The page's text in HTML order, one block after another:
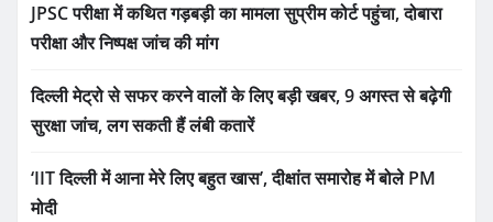
JPSC परीक्षा में कथित गड़बड़ी का मामला सुप्रीम कोर्ट पहुंचा, दोबारा
परीक्षा और निष्पक्ष जांच की मांग
दिल्ली मेट्रो से सफर करने वालों के लिए बड़ी खबर, 9 अगस्त से बढ़ेगी
सुरक्षा जांच, लग सकती हैं लंबी कतारें
‘IIT दिल्ली में आना मेरे लिए बहुत खास’, दीक्षांत समारोह में बोले PM
मोदी